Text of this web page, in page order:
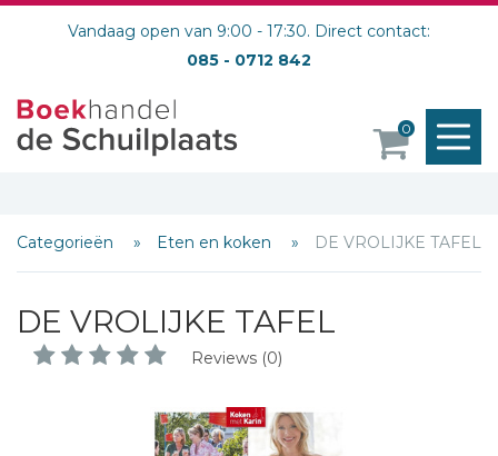
Vandaag open van 9:00 - 17:30. Direct contact:
085 - 0712 842
0
Categorieën Eten en koken DE VROLIJKE TAFEL
DE VROLIJKE TAFEL
Reviews (0)